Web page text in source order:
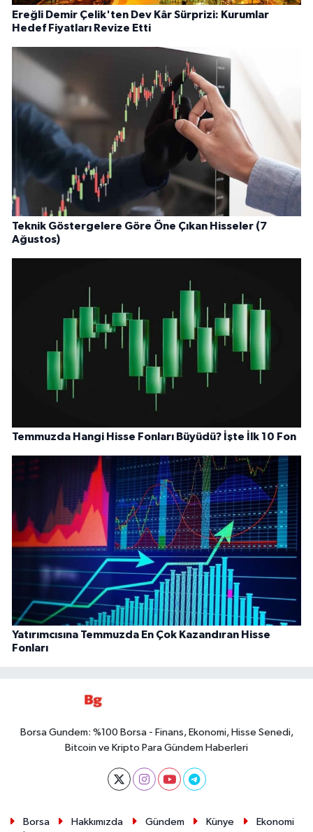
Ereğli Demir Çelik'ten Dev Kâr Sürprizi: Kurumlar
Hedef Fiyatları Revize Etti
Teknik Göstergelere Göre Öne Çıkan Hisseler (7
Ağustos)
Temmuzda Hangi Hisse Fonları Büyüdü? İşte İlk 10 Fon
Yatırımcısına Temmuzda En Çok Kazandıran Hisse
Fonları
Borsa Gundem: %100 Borsa - Finans, Ekonomi, Hisse Senedi,
Bitcoin ve Kripto Para Gündem Haberleri
Borsa Hakkımızda Gündem Künye Ekonomi